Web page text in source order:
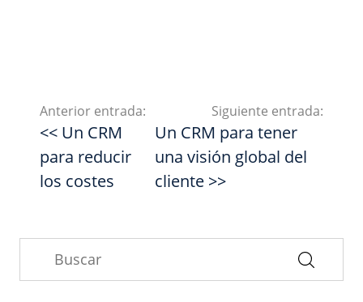
Anterior entrada:
<< Un CRM
para reducir
los costes
Siguiente entrada:
Un CRM para tener
una visión global del
cliente >>